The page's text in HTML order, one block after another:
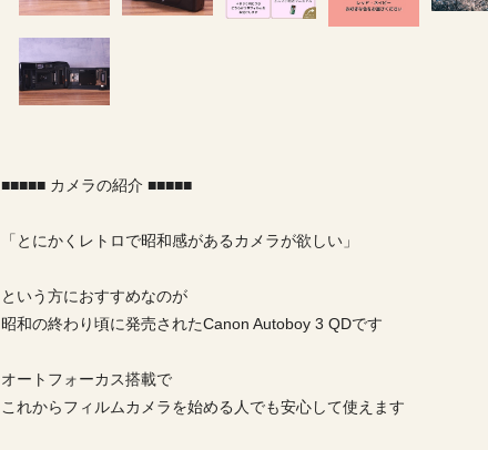
■■■■■ カメラの紹介 ■■■■■
「とにかくレトロで昭和感があるカメラが欲しい」
という方におすすめなのが
昭和の終わり頃に発売されたCanon Autoboy 3 QDです
オートフォーカス搭載で
これからフィルムカメラを始める人でも安心して使えます